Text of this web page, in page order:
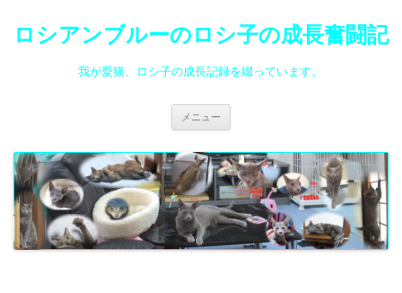
ロシアンブルーのロシ子の成長奮闘記
我が愛猫、ロシ子の成長記録を綴っています。
メニュー
ツ
へ
ス
キ
ッ
プ